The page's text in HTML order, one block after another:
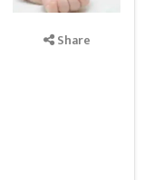
Share